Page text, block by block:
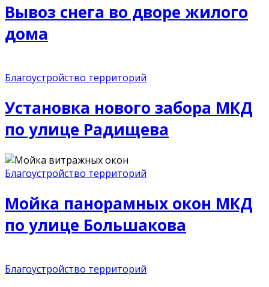
Вывоз снега во дворе жилого
дома
Благоустройство территорий
Установка нового забора МКД
по улице Радищева
Благоустройство территорий
Мойка панорамных окон МКД
по улице Большакова
Благоустройство территорий